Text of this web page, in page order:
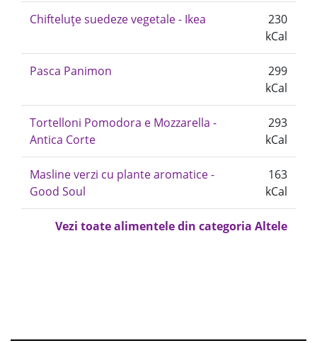
Chifteluțe suedeze vegetale - Ikea
230
kCal
Pasca Panimon
299
kCal
Tortelloni Pomodora e Mozzarella -
Antica Corte
293
kCal
Masline verzi cu plante aromatice -
Good Soul
163
kCal
Vezi toate alimentele din categoria Altele